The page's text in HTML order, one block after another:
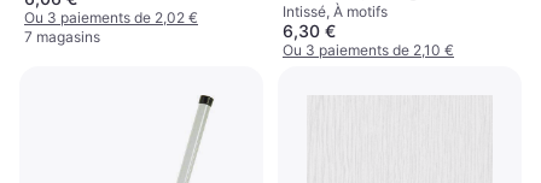
Ou 3 paiements de 2,02 €
7 magasins
Intissé, À motifs
6,30 €
Ou 3 paiements de 2,10 €